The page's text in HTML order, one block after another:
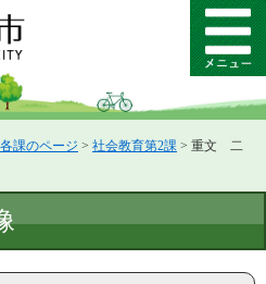
メ
ニ
ー
各課のページ > 社会教育第2課 > 重文 二